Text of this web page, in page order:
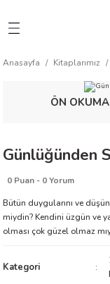
Anasayfa Kitaplarımız
ÖN OKUMA
Günlüğünden
0 Puan - 0 Yorum
Bütün duygularını ve
miydin? Kendini üzgün ve
olması çok güzel olmaz
Kategori